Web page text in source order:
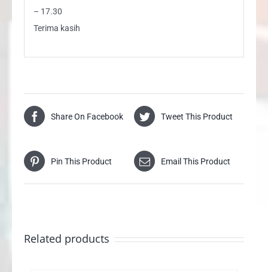
– 17.30
Terima kasih
Share On Facebook Tweet This Product
Pin This Product Email This Product
Related products